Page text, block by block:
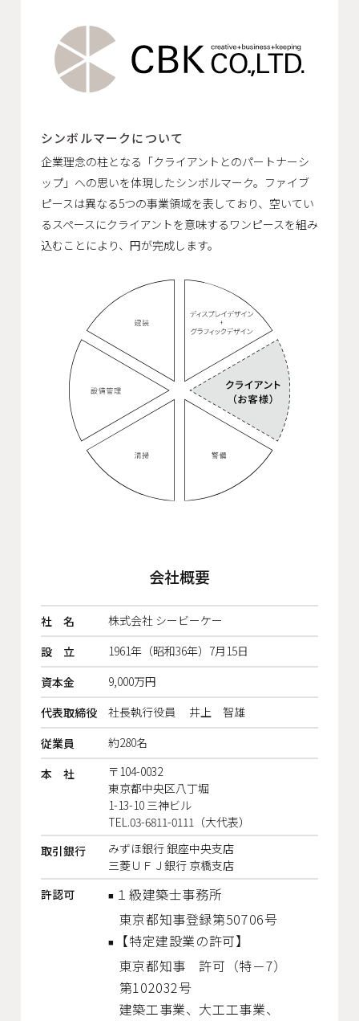
シンボルマークについて
企業理念の柱となる「クライアントとのパートナーシ
ップ」への思いを体現したシンボルマーク。ファイブ
ピースは異なる5つの事業領域を表しており、空いてい
るスペースにクライアントを意味するワンピースを組み
込むことにより、円が完成します。
会社概要
社 名
株式会社 シービーケー
設 立
1961年（昭和36年）7月15日
資本金
9,000万円
代表取締役
社長執行役員 井上 智雄
従業員
約280名
本 社
〒104-0032
東京都中央区八丁堀
1-13-10 三神ビル
TEL.03-6811-0111（大代表）
取引銀行
みずほ銀行 銀座中央支店
三菱ＵＦＪ銀行 京橋支店
許認可
１級建築士事務所
東京都知事登録第50706号
【特定建設業の許可】
東京都知事許可（特－7）
第102032号
建築工事業、 大工工事業、